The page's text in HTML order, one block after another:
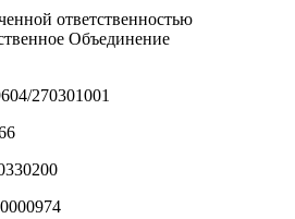
ответственностью
Объединение
270301001